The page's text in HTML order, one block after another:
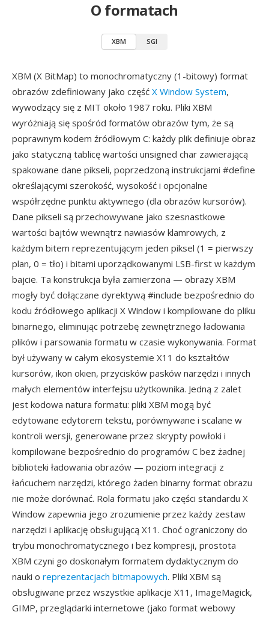
O formatach
XBM SGI
XBM (X BitMap) to monochromatyczny (1-bitowy) format
obrazów zdefiniowany jako część X Window System,
wywodzący się z MIT około 1987 roku. Pliki XBM
wyróżniają się spośród formatów obrazów tym, że są
poprawnym kodem źródłowym C: każdy plik definiuje obraz
jako statyczną tablicę wartości unsigned char zawierającą
spakowane dane pikseli, poprzedzoną instrukcjami #define
określającymi szerokość, wysokość i opcjonalne
współrzędne punktu aktywnego (dla obrazów kursorów).
Dane pikseli są przechowywane jako szesnastkowe
wartości bajtów wewnątrz nawiasów klamrowych, z
każdym bitem reprezentującym jeden piksel (1 = pierwszy
plan, 0 = tło) i bitami uporządkowanymi LSB-first w każdym
bajcie. Ta konstrukcja była zamierzona — obrazy XBM
mogły być dołączane dyrektywą #include bezpośrednio do
kodu źródłowego aplikacji X Window i kompilowane do pliku
binarnego, eliminując potrzebę zewnętrznego ładowania
plików i parsowania formatu w czasie wykonywania. Format
był używany w całym ekosystemie X11 do kształtów
kursorów, ikon okien, przycisków pasków narzędzi i innych
małych elementów interfejsu użytkownika. Jedną z zalet
jest kodowa natura formatu: pliki XBM mogą być
edytowane edytorem tekstu, porównywane i scalane w
kontroli wersji, generowane przez skrypty powłoki i
kompilowane bezpośrednio do programów C bez żadnej
biblioteki ładowania obrazów — poziom integracji z
łańcuchem narzędzi, którego żaden binarny format obrazu
nie może dorównać. Rola formatu jako części standardu X
Window zapewnia jego zrozumienie przez każdy zestaw
narzędzi i aplikację obsługującą X11. Choć ograniczony do
trybu monochromatycznego i bez kompresji, prostota
XBM czyni go doskonałym formatem dydaktycznym do
nauki o reprezentacjach bitmapowych. Pliki XBM są
obsługiwane przez wszystkie aplikacje X11, ImageMagick,
GIMP, przeglądarki internetowe (jako format webowy